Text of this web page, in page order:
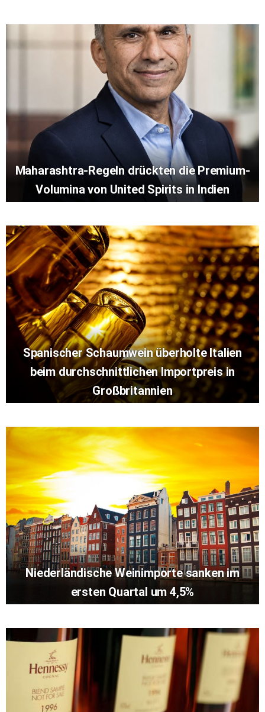
Maharashtra-Regeln drückten die Premium-
Volumina von United Spirits in Indien
Spanischer Schaumwein überholte Italien
beim durchschnittlichen Importpreis in
Großbritannien
Niederländische Weinimporte sanken im
ersten Quartal um 4,5%